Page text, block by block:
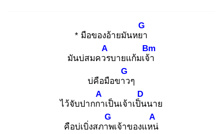
* มือของอ้ายมันหยา
G
มันบ่สมควร
A
บายแก้มเจ้า
Bm
บ่คือมือขาว
G
ๆ
ไว้จับปากกา
A
เป็นเจ้าเป็น
D
นาย
คือบ่เบิ่งสภาพ
G
เจ้าของแหน่
A